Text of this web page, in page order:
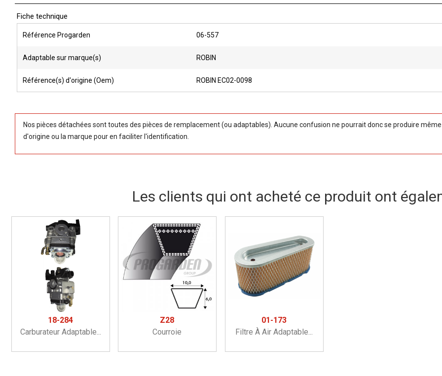
Fiche technique
Référence Progarden 06-557
Adaptable sur marque(s) ROBIN
Référence(s) d'origine (Oem) ROBIN EC02-0098
Nos pièces détachées sont toutes des pièces de remplacement (ou adaptables). Aucune confusion ne pourrait donc se produire
d'origine ou la marque pour en faciliter l'identification.
Les clients qui ont acheté ce produit ont
18-284
Carburateur Adaptable...
Z28
Courroie
01-173
Filtre À Air Adaptable...